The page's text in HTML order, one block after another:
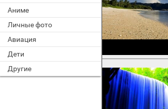
Аниме
Личные фото
Авиация
Дети
Другие